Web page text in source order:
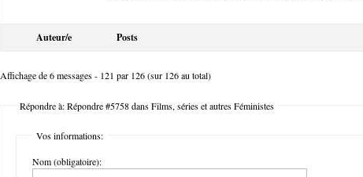
Auteur/e Posts
Affichage de 6 messages - 121 par 126 (sur 126 au total)
Répondre à: Répondre #5758 dans Films, séries et autres Féministes
Vos informations:
Nom (obligatoire):